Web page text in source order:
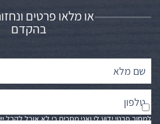
או מלאו פרטים
בהקדם
ידוע לי כי לא חלה עלי כל חובה חוקית למסור
למסור פרטי ידוע לי ואני מסכים כי לא אוכל לקבל